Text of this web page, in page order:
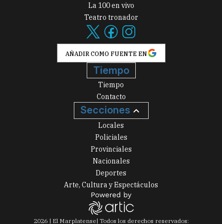
La 100 en vivo
Teatro tronador
AÑADIR COMO FUENTE EN
Tiempo
Tiempo
Contacto
Secciones
Locales
Policiales
Provinciales
Nacionales
Deportes
Arte, Cultura y Espectáculos
2026| El Marplatense| Todos los derechos reservados: